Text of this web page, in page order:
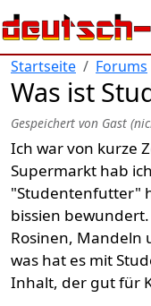
Direkt zum Inhalt
Startseite Forums
Was ist
Gespeichert von Gast
Ich war von kurze
Supermarkt hab
"Studentenfutter"
bissien
Rosinen, Mandeln
was hat es mit
Inhalt, der gut für